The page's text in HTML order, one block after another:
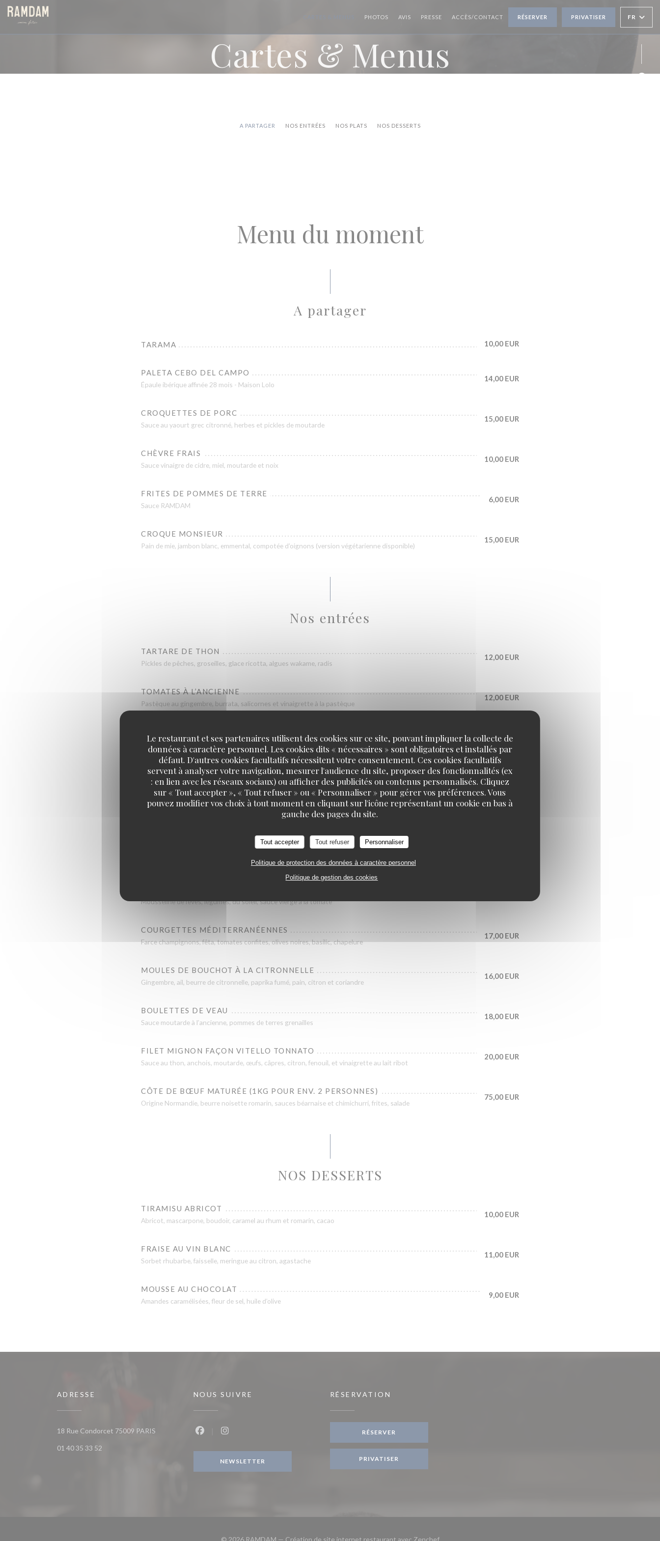
Personnalisation de vos choix en matière de cookies
Le restaurant et ses partenaires utilisent des cookies sur ce site, pouvant impliquer la collecte de
données à caractère personnel. Les cookies dits « nécessaires » sont obligatoires et installés par
défaut. D'autres cookies facultatifs nécessitent votre consentement. Ces cookies facultatifs
servent à analyser votre navigation, mesurer l'audience du site, proposer des fonctionnalités (ex
: en lien avec les réseaux sociaux) ou afficher des publicités ou contenus personnalisés. Cliquez
sur « Tout accepter », « Tout refuser » ou « Personnaliser » pour gérer vos préférences. Vous
pouvez modifier vos choix à tout moment en cliquant sur l'icône représentant un cookie en bas à
gauche des pages du site.
Tout accepter Tout refuser Personnaliser
Politique de protection des données à caractère personnel
Politique de gestion des cookies
PHOTOS AVIS PRESSE ACCÈS/CONTACT RÉSERVER PRIVATISER FR
Cartes & Menus
A PARTAGER NOS ENTRÉES NOS PLATS NOS DESSERTS
Menu du moment
A partager
TARAMA 10,00 EUR
PALETA CEBO DEL CAMPO
Épaule ibérique affinée 28 mois - Maison Lolo
14,00 EUR
CROQUETTES DE PORC
Sauce au yaourt grec citronné, herbes et pickles de moutarde
15,00 EUR
CHÈVRE FRAIS
Sauce vinaigre de cidre, miel, moutarde et noix
10,00 EUR
FRITES DE POMMES DE TERRE
Sauce RAMDAM
6,00 EUR
CROQUE MONSIEUR
Pain de mie, jambon blanc, emmental, compotée d’oignons (version végétarienne disponible)
15,00 EUR
Nos entrées
TARTARE DE THON
Pickles de pêches, groseilles, glace ricotta, algues wakame, radis
12,00 EUR
TOMATES À L’ANCIENNE
Pastèque au gingembre, burrata, salicornes et vinaigrette à la pastèque
12,00 EUR
Mayonnaise au paprika fumé, huile de piment, œufs de harengs fumés et huile verte
9,00 EUR
SOUPE SALMOJERO
Tomates, poivrons, concombres, tomates, paprika fumé, pain
9,00 EUR
Nos plats
Mousseline de fèves, légumes, du soleil, sauce vierge à la tomate
COURGETTES MÉDITERRANÉENNES
Farce champignons, fêta, tomates confites, olives noires, basilic, chapelure
17,00 EUR
MOULES DE BOUCHOT À LA CITRONNELLE
Gingembre, ail, beurre de citronnelle, paprika fumé, pain, citron et coriandre
16,00 EUR
BOULETTES DE VEAU
Sauce moutarde à l’ancienne, pommes de terres grenailles
18,00 EUR
FILET MIGNON FAÇON VITELLO TONNATO
Sauce au thon, anchois, moutarde, œufs, câpres, citron, fenouil, et vinaigrette au lait ribot
20,00 EUR
CÔTE DE BŒUF MATURÉE (1KG POUR ENV. 2 PERSONNES)
Origine Normandie, beurre noisette romarin, sauces béarnaise et chimichurri, frites, salade
75,00 EUR
NOS DESSERTS
TIRAMISU ABRICOT
Abricot, mascarpone, boudoir, caramel au rhum et romarin, cacao
10,00 EUR
FRAISE AU VIN BLANC
Sorbet rhubarbe, faisselle, meringue au citron, agastache
11,00 EUR
MOUSSE AU CHOCOLAT
Amandes caramélisées, fleur de sel, huile d’olive
9,00 EUR
ADRESSE
18 Rue Condorcet 75009 PARIS((ouvre une nouvelle fenêtre))
01 40 35 33 52
NOUS SUIVRE
NEWSLETTER
RÉSERVATION
RÉSERVER
PRIVATISER
© 2026 RAMDAM — Création de site internet restaurant avec Zenchef((ouvre une nouvelle fenêtre))